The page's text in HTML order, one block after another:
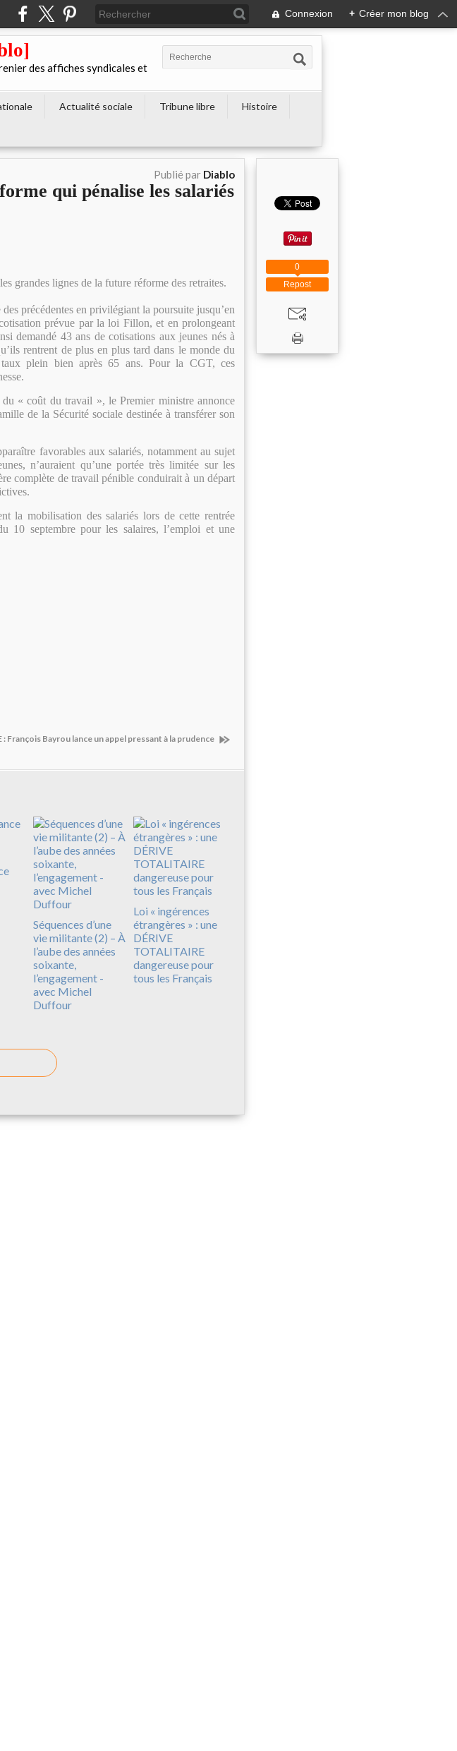
Connexion + Créer mon blog
des affiches syndicales et
Actualité sociale Tribune libre
Histoire
Publié par Diablo
qui pénalise les salariés
grandes lignes de la future réforme des retraites.
précédentes en privilégiant la poursuite jusqu’en
prévue par la loi Fillon, et en prolongeant
demandé 43 ans de cotisations aux jeunes nés à
rentrent de plus en plus tard dans le monde du
plein bien après 65 ans. Pour la CGT, ces
« coût du travail », le Premier ministre annonce
de la Sécurité sociale destinée à transférer son
favorables aux salariés, notamment au sujet
n’auraient qu’une portée très limitée sur les
complète de travail pénible conduirait à un départ
la mobilisation des salariés lors de cette rentrée
10 septembre pour les salaires, l’emploi et une
: François Bayrou lance un appel pressant à la prudence
Séquences d’une
vie militante (2) – À
l’aube des années
soixante,
l’engagement -
avec Michel
Duffour
Loi « ingérences
étrangères » : une
DÉRIVE
TOTALITAIRE
dangereuse pour
tous les Français
Repost
0